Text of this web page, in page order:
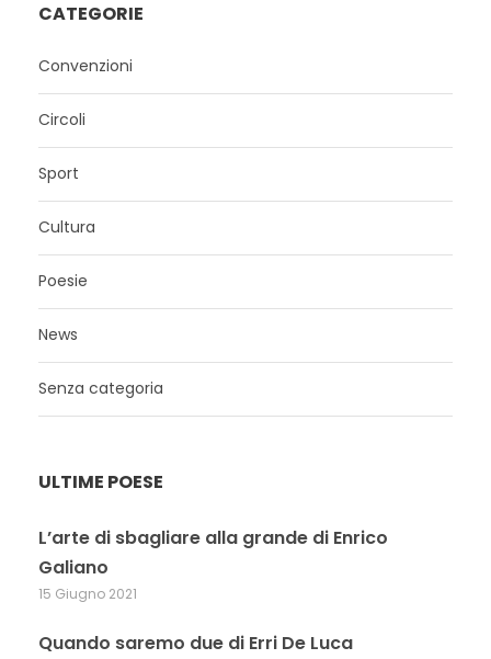
CATEGORIE
Convenzioni
Circoli
Sport
Cultura
Poesie
News
Senza categoria
ULTIME POESE
L’arte di sbagliare alla grande di Enrico
Galiano
15 Giugno 2021
Quando saremo due di Erri De Luca